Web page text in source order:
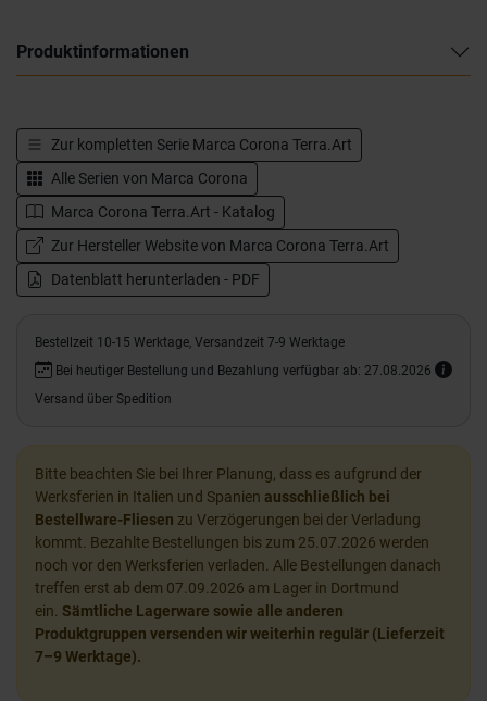
Produktinformationen
Zur kompletten Serie Marca Corona Terra.Art
Alle Serien von Marca Corona
Marca Corona Terra.Art - Katalog
Zur Hersteller Website von Marca Corona Terra.Art
Datenblatt herunterladen - PDF
Bestellzeit 10-15 Werktage, Versandzeit 7-9 Werktage
Bei heutiger Bestellung und Bezahlung verfügbar ab: 27.08.2026
Versand über Spedition
Bitte beachten Sie bei Ihrer Planung, dass es aufgrund der
Werksferien in Italien und Spanien ausschließlich bei
Bestellware-Fliesen zu Verzögerungen bei der Verladung
kommt. Bezahlte Bestellungen bis zum 25.07.2026 werden
noch vor den Werksferien verladen. Alle Bestellungen danach
treffen erst ab dem 07.09.2026 am Lager in Dortmund
ein. Sämtliche Lagerware sowie alle anderen
Produktgruppen versenden wir weiterhin regulär (Lieferzeit
7–9 Werktage).